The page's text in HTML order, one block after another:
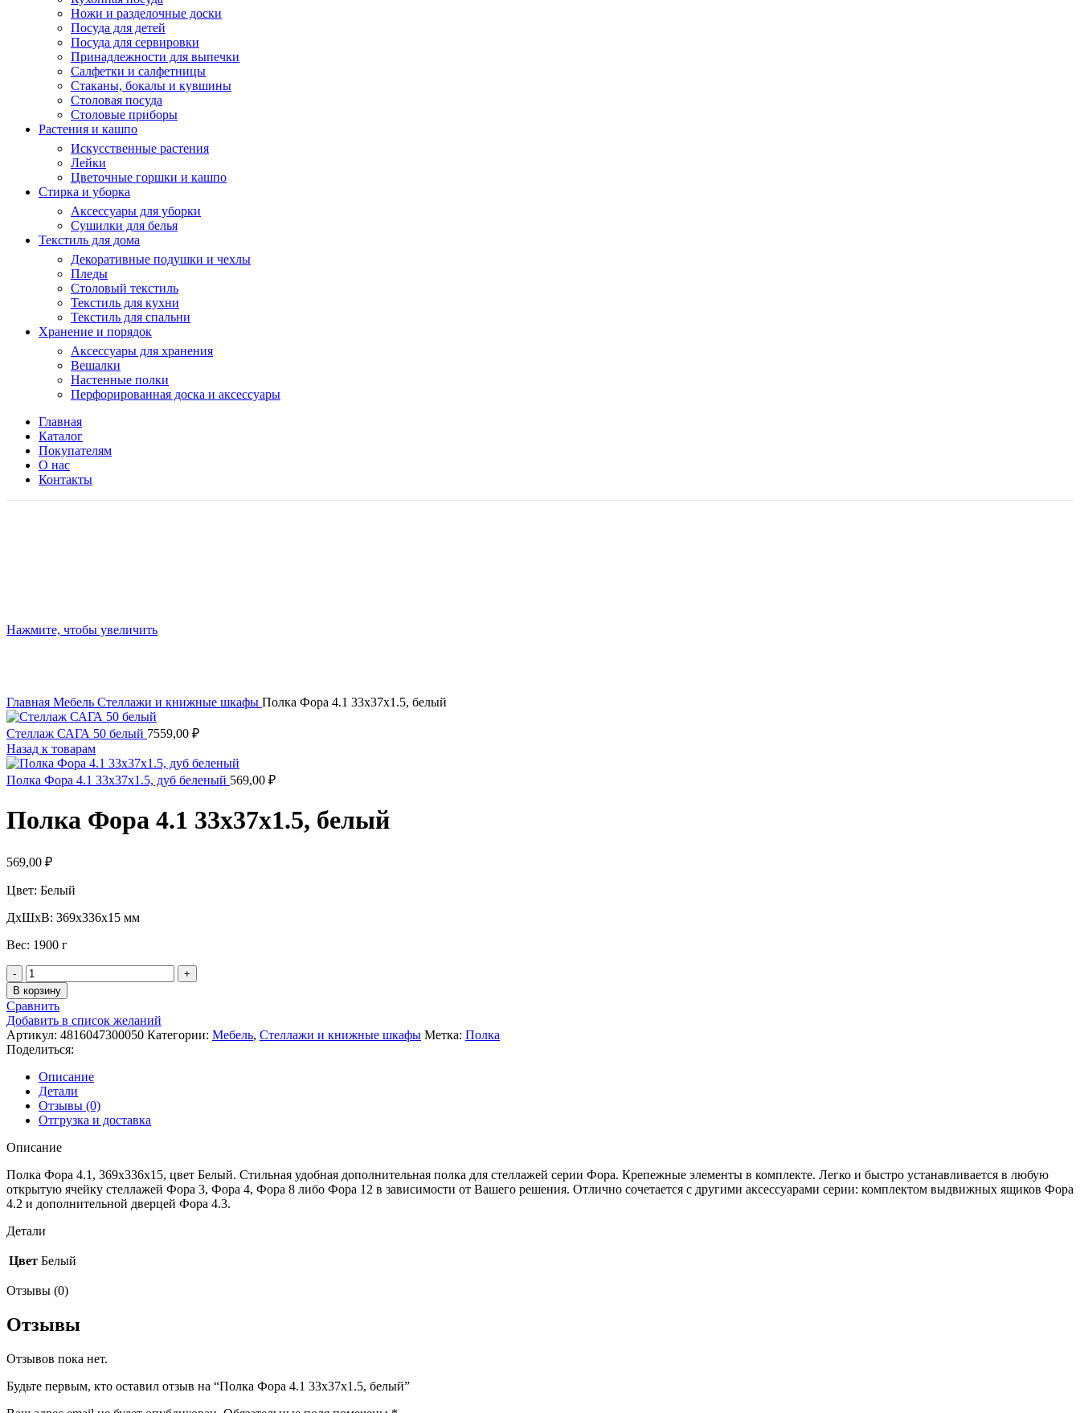
Ножи и разделочные доски
Посуда для детей
Посуда для сервировки
Принадлежности для выпечки
Салфетки и салфетницы
Стаканы, бокалы и кувшины
Столовая посуда
Столовые приборы
Растения и кашпо
Искусственные растения
Лейки
Цветочные горшки и кашпо
Стирка и уборка
Аксессуары для уборки
Сушилки для белья
Текстиль для дома
Декоративные подушки и чехлы
Пледы
Столовый текстиль
Текстиль для кухни
Текстиль для спальни
Хранение и порядок
Аксессуары для хранения
Вешалки
Настенные полки
Перфорированная доска и аксессуары
Главная
Каталог
Покупателям
О нас
Контакты
Нажмите, чтобы увеличить
Главная Мебель Стеллажи и книжные шкафы Полка Фора 4.1 33х37х1.5, белый
Стеллаж САГА 50 белый 7559,00 ₽
Назад к товарам
Полка Фора 4.1 33х37х1.5, дуб беленый 569,00 ₽
Полка Фора 4.1 33х37х1.5, белый
569,00 ₽
Цвет: Белый
ДxШxВ: 369x336x15 мм
Вес: 1900 г
Количество
товара
Полка
Фора
4.1
33х37х1.5,
белый
В корзину
Сравнить
Добавить в список желаний
Артикул: 4816047300050 Категории: Мебель, Стеллажи и книжные шкафы Метка: Полка
Поделиться:
Описание
Детали
Отзывы (0)
Отгрузка и доставка
Описание
Полка Фора 4.1, 369х336х15, цвет Белый. Стильная удобная дополнительная полка для стеллажей серии Фора. Крепежные элементы в комплекте. Легко и быстро устанавливается в любую
открытую ячейку стеллажей Фора 3, Фора 4, Фора 8 либо Фора 12 в зависимости от Вашего решения. Отлично сочетается с другими аксессуарами серии: комплектом выдвижных ящиков Фора
4.2 и дополнительной дверцей Фора 4.3.
Детали
Цвет Белый
Отзывы (0)
Отзывы
Отзывов пока нет.
Будьте первым, кто оставил отзыв на “Полка Фора 4.1 33х37х1.5, белый”